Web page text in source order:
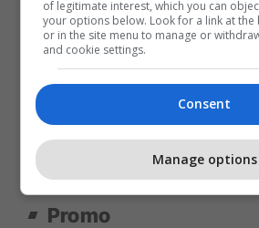
Promo
of legitimate interest, which you can
your options below. Look for a link at
or in the site menu to manage or
and cookie settings.
Consent
Manage options